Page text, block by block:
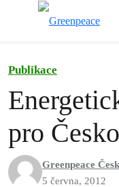
Publikace
pro
Greenpeace
5 června, 2012